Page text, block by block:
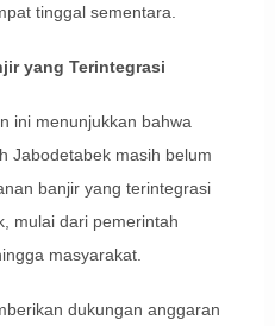
tinggal sementara.
yang Terintegrasi
ini menunjukkan bahwa
Jabodetabek masih belum
banjir yang terintegrasi
mulai dari pemerintah
masyarakat.
dukungan anggaran